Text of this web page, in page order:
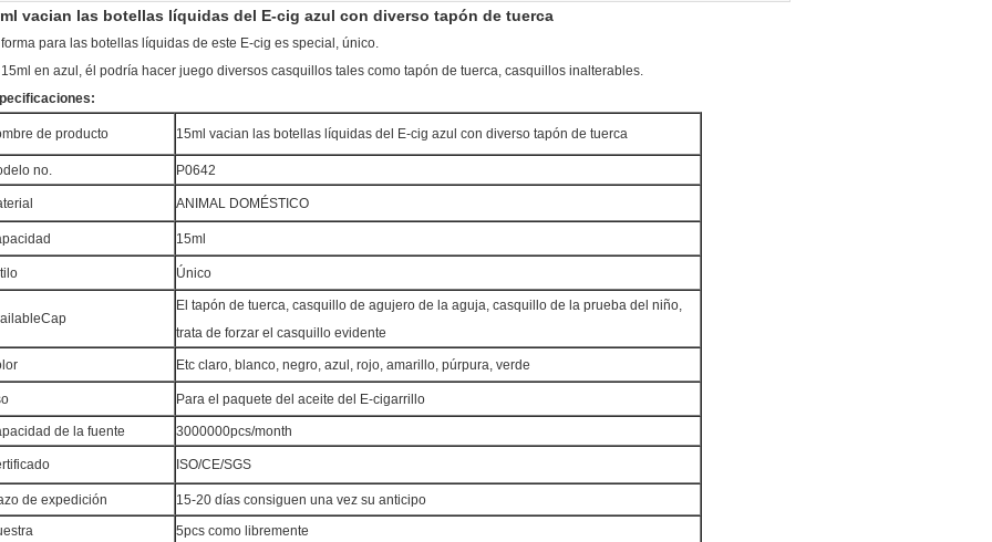
vacian las botellas líquidas del E-cig azul con diverso tapón de tuerca
forma para las botellas líquidas de este E-cig es special, único.
15ml en azul, él podría hacer juego diversos casquillos tales como tapón de tuerca, casquillos inalterables.
de producto 15ml vacian las botellas líquidas del E-cig azul con diverso tapón de tuerca
no. P0642
ANIMAL DOMÉSTICO
15ml
Único
El tapón de tuerca, casquillo de agujero de la aguja, casquillo de la prueba del niño,
trata de forzar el casquillo evidente
Etc claro, blanco, negro, azul, rojo, amarillo, púrpura, verde
Para el paquete del aceite del E-cigarrillo
de la fuente 3000000pcs/month
ISO/CE/SGS
de expedición
15-20 días consiguen una vez su anticipo
5pcs como libremente